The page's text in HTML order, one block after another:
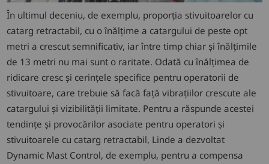
În ultimul deceniu, de exemplu, proporția stivuitoarelor cu
catarg retractabil, cu o înălțime a catargului de peste opt
metri a crescut semnificativ, iar între timp chiar și înălțimile
de 13 metri nu mai sunt o raritate. Odată cu înălțimea de
ridicare cresc și cerințele specifice pentru operatorii de
stivuitoare, care trebuie să facă față vibrațiilor crescute ale
catargului și vizibilității limitate. Pentru a răspunde acestei
tendințe și provocărilor asociate pentru operatori și
stivuitoarele cu catarg retractabil, Linde a dezvoltat
Dynamic Mast Control, de exemplu, pentru a compensa